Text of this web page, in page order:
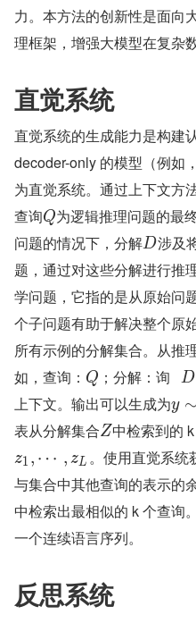
力。本方法的创新性是面向
理框架，增强大模型在复杂
直觉系统
直觉系统的生成能力是构建
decoder-only 的模型（例如
为直觉系统。通过上下文方
查询Q为逻辑推理问题的最
问题的情况下，分解D涉及
题，通过对这些分解进行推
学问题，它指的是从原始问
个子问题有助于解决整个原
所有示例的分解集合。从推
如，查询： Q ；分解：询 D
上下文。输出可以生成为y ∼
表从分解集合Z中检索到的
z1 , ⋯ , zL 。使用直觉系统
与集合中其他查询的表示的
中检索出最相似的 k 个查询
一个连续语言序列。
反思系统